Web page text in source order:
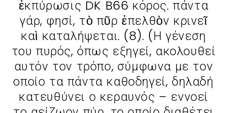
ἐκπύρωσις DK B66 κόρος. πάντα
γάρ, φησί, τὸ πῦρ ἐπελθὸν κρινεῖ
καὶ καταλήψεται. (8). (Η γένεση
του πυρός, όπως εξηγεί, ακολουθεί
αυτόν τον τρόπο, σύμφωνα με τον
οποίο τα πάντα καθοδηγεί, δηλαδή
κατευθύνει ο κεραυνός – εννοεί